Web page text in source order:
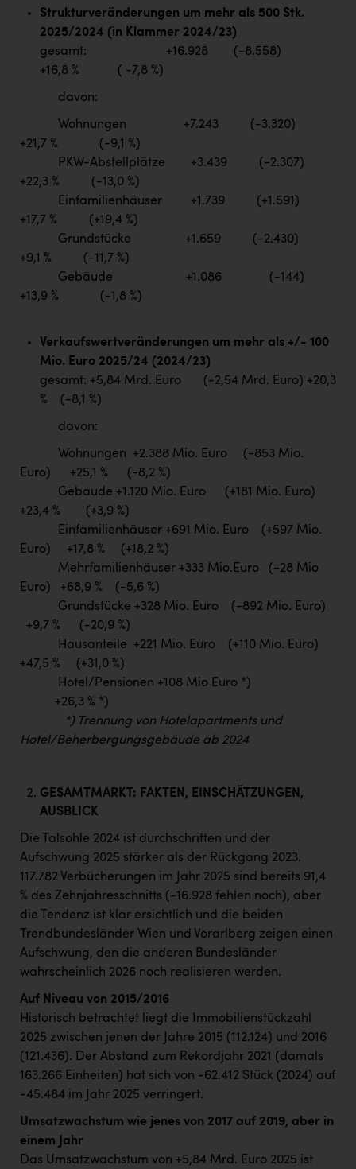
Strukturveränderungen um mehr als 500 Stk.
2025/2024 (in Klammer 2024/23)
gesamt: +16.928 (-8.558)
+16,8 % ( -7,8 %)
davon:
Wohnungen +7.243 (-3.320)
+21,7 % (-9,1 %)
PKW-Abstellplätze +3.439 (-2.307)
+22,3 % (-13,0 %)
Einfamilienhäuser +1.739 (+1.591)
+17,7 % (+19,4 %)
Grundstücke +1.659 (-2.430)
+9,1 % (-11,7 %)
Gebäude +1.086 (-144)
+13,9 % (-1,8 %)
Verkaufswertveränderungen um mehr als +/- 100
Mio. Euro 2025/24 (2024/23)
gesamt: +5,84 Mrd. Euro (-2,54 Mrd. Euro) +20,3
% (-8,1 %)
davon:
Wohnungen +2.388 Mio. Euro (-853 Mio.
Euro) +25,1 % (-8,2 %)
Gebäude +1.120 Mio. Euro (+181 Mio. Euro)
+23,4 % (+3,9 %)
Einfamilienhäuser +691 Mio. Euro (+597 Mio.
Euro) +17,8 % (+18,2 %)
Mehrfamilienhäuser +333 Mio.Euro (-28 Mio
Euro) +68,9 % (-5,6 %)
Grundstücke +328 Mio. Euro (-892 Mio. Euro)
+9,7 % (-20,9 %)
Hausanteile +221 Mio. Euro (+110 Mio. Euro)
+47,5 % (+31,0 %)
Hotel/Pensionen +108 Mio Euro *)
+26,3 % *)
*) Trennung von Hotelapartments und
Hotel/Beherbergungsgebäude ab 2024
GESAMTMARKT: FAKTEN, EINSCHÄTZUNGEN,
AUSBLICK
Die Talsohle 2024 ist durchschritten und der
Aufschwung 2025 stärker als der Rückgang 2023.
117.782 Verbücherungen im Jahr 2025 sind bereits 91,4
% des Zehnjahresschnitts (-16.928 fehlen noch), aber
die Tendenz ist klar ersichtlich und die beiden
Trendbundesländer Wien und Vorarlberg zeigen einen
Aufschwung, den die anderen Bundesländer
wahrscheinlich 2026 noch realisieren werden.
Auf Niveau von 2015/2016
Historisch betrachtet liegt die Immobilienstückzahl
2025 zwischen jenen der Jahre 2015 (112.124) und 2016
(121.436). Der Abstand zum Rekordjahr 2021 (damals
163.266 Einheiten) hat sich von -62.412 Stück (2024) auf
-45.484 im Jahr 2025 verringert.
Umsatzwachstum wie jenes von 2017 auf 2019, aber in
einem Jahr
Das Umsatzwachstum von +5,84 Mrd. Euro 2025 ist